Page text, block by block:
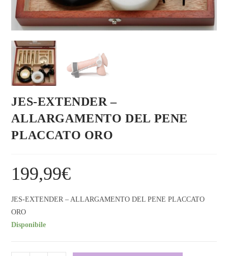
JES-EXTENDER –
ALLARGAMENTO DEL PENE
PLACCATO ORO
199,99€
JES-EXTENDER – ALLARGAMENTO DEL PENE PLACCATO
ORO
Disponibile